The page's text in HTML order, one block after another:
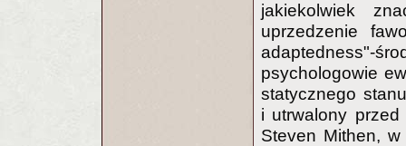
jakiekolwiek
uprzedzenie
adaptedness"-
psychologowie
statycznego
i utrwalony
Steven Mithen,